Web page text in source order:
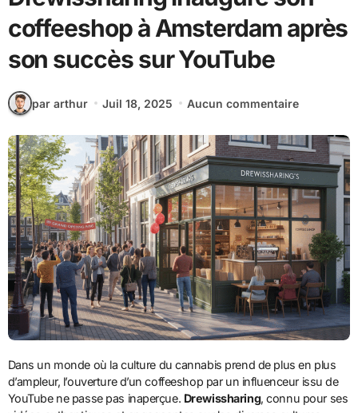
coffeeshop à Amsterdam après
son succès sur YouTube
par arthur Juil 18, 2025 Aucun commentaire
Dans un monde où la culture du cannabis prend de plus en plus
d’ampleur, l’ouverture d’un coffeeshop par un influenceur issu de
YouTube ne passe pas inaperçue. Drewissharing, connu pour ses